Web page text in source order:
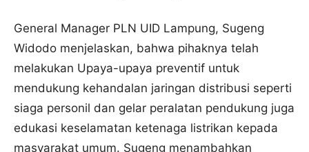
General Manager PLN UID Lampung, Sugeng
Widodo menjelaskan, bahwa pihaknya telah
melakukan Upaya-upaya preventif untuk
mendukung kehandalan jaringan distribusi seperti
siaga personil dan gelar peralatan pendukung juga
edukasi keselamatan ketenaga listrikan kepada
masyarakat umum. Sugeng menambahkan